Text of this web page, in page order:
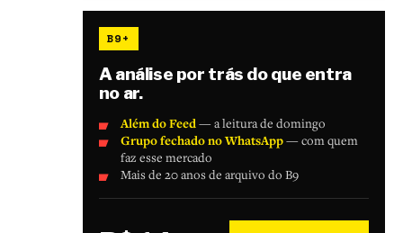
B9+
A análise por trás do que entra
no ar.
Além do Feed— a leitura de domingo
Grupo fechado no WhatsApp— com quem
faz esse mercado
Mais de 20 anos de arquivo do B9